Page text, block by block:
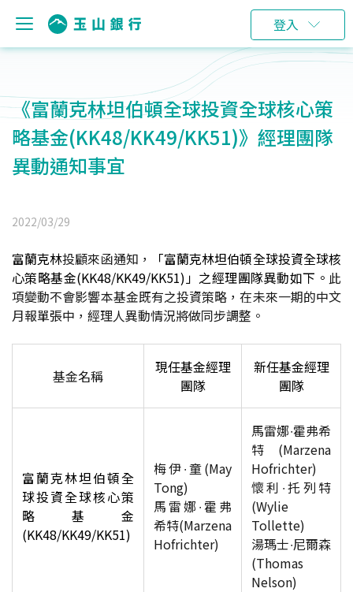
登入
《富蘭克林坦伯頓全球投資全球核心策
略基金(KK48/KK49/KK51)》經理團隊
異動通知事宜
2022/03/29
富蘭克林投顧來函通知，
「富蘭克林坦伯頓全球投資全球核
心策略基金(KK48/KK49/KK51)」之經理團隊異動如下。 此
項變動不會影響本基金既有之投資策略，在未來一期的中文
月報單張中，經理人異動情況將做同步調整。
基金名稱
現任基金經理
團隊
新任基金經理
團隊
富蘭克林坦伯頓全
球投資全球核心策
略基金
(KK48/KK49/KK51)
梅伊∙童(May
Tong)
馬雷娜∙霍弗
希特(Marzena
Hofrichter)
馬雷娜∙霍弗希
特(Marzena
Hofrichter)
懷利∙托列特
(Wylie
Tollette)
湯瑪士∙尼爾森
(Thomas
Nelson)